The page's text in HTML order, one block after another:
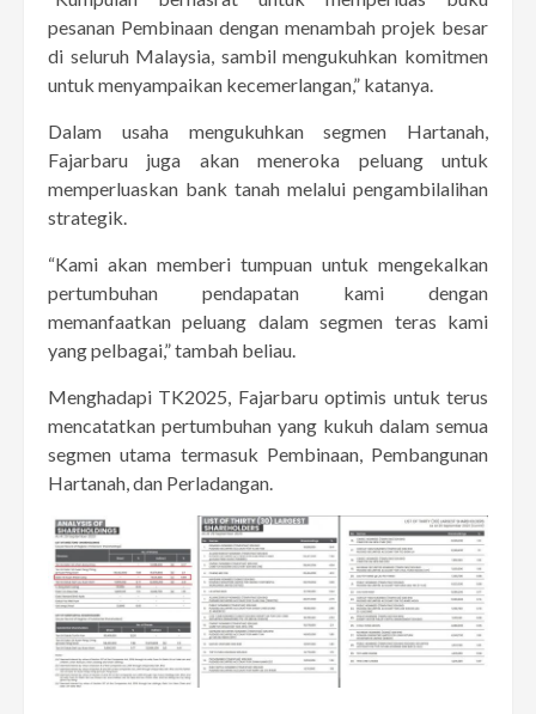
pesanan Pembinaan dengan menambah projek besar
di seluruh Malaysia, sambil mengukuhkan komitmen
untuk menyampaikan kecemerlangan,” katanya.
Dalam usaha mengukuhkan segmen Hartanah,
Fajarbaru juga akan meneroka peluang untuk
memperluaskan bank tanah melalui pengambilalihan
strategik.
“Kami akan memberi tumpuan untuk mengekalkan
pertumbuhan pendapatan kami dengan
memanfaatkan peluang dalam segmen teras kami
yang pelbagai,” tambah beliau.
Menghadapi TK2025, Fajarbaru optimis untuk terus
mencatatkan pertumbuhan yang kukuh dalam semua
segmen utama termasuk Pembinaan, Pembangunan
Hartanah, dan Perladangan.